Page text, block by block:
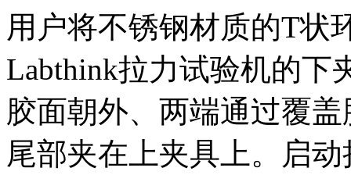
用户将不锈钢材质的T状
Labthink拉力试验机的下
胶面朝外、两端通过覆
尾部夹在上夹具上。启